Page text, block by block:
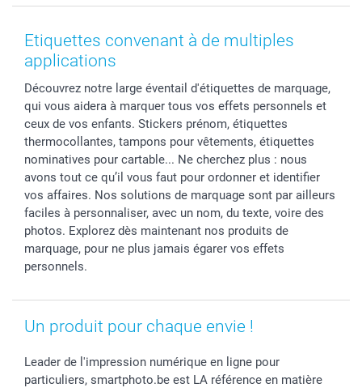
Stickers & Etiquettes
Cadres photo, accessoires déco & bonbons
Dénicheur d'idées cadeau
Naissance & baptême
Fête des Pères
Rentrée des classes
Communion
Saint-Valentin
Vacances
Conditions
Droit de rétraction
Conditions générales
Vie privée
Gestion des cookies
Tarifs
Investisseurs
Droit de rétractation
smartgarantie
smartbonus
Modes de paiement
Modes de livraison
Grandes Quantités
Statut de ma commande
Etiquettes convenant à de multiples
applications
Découvrez notre large éventail d'étiquettes de marquage,
qui vous aidera à marquer tous vos effets personnels et
ceux de vos enfants. Stickers prénom, étiquettes
thermocollantes, tampons pour vêtements, étiquettes
nominatives pour cartable... Ne cherchez plus : nous
avons tout ce qu’il vous faut pour ordonner et identifier
vos affaires. Nos solutions de marquage sont par ailleurs
faciles à personnaliser, avec un nom, du texte, voire des
photos. Explorez dès maintenant nos produits de
marquage, pour ne plus jamais égarer vos effets
personnels.
Un produit pour chaque envie !
Leader de l'impression numérique en ligne pour
particuliers, smartphoto.be est LA référence en matière